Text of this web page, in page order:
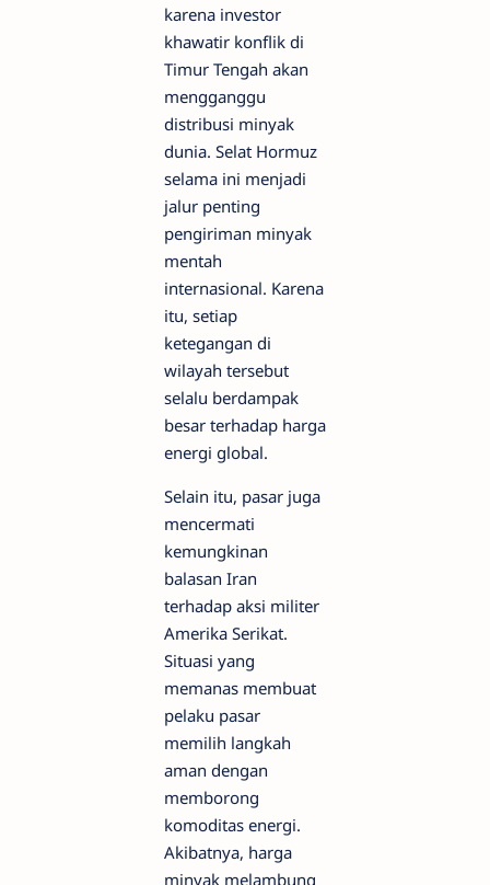
karena investor
khawatir konflik di
Timur Tengah akan
mengganggu
distribusi minyak
dunia. Selat Hormuz
selama ini menjadi
jalur penting
pengiriman minyak
mentah
internasional. Karena
itu, setiap
ketegangan di
wilayah tersebut
selalu berdampak
besar terhadap harga
energi global.
Selain itu, pasar juga
mencermati
kemungkinan
balasan Iran
terhadap aksi militer
Amerika Serikat.
Situasi yang
memanas membuat
pelaku pasar
memilih langkah
aman dengan
memborong
komoditas energi.
Akibatnya, harga
minyak melambung